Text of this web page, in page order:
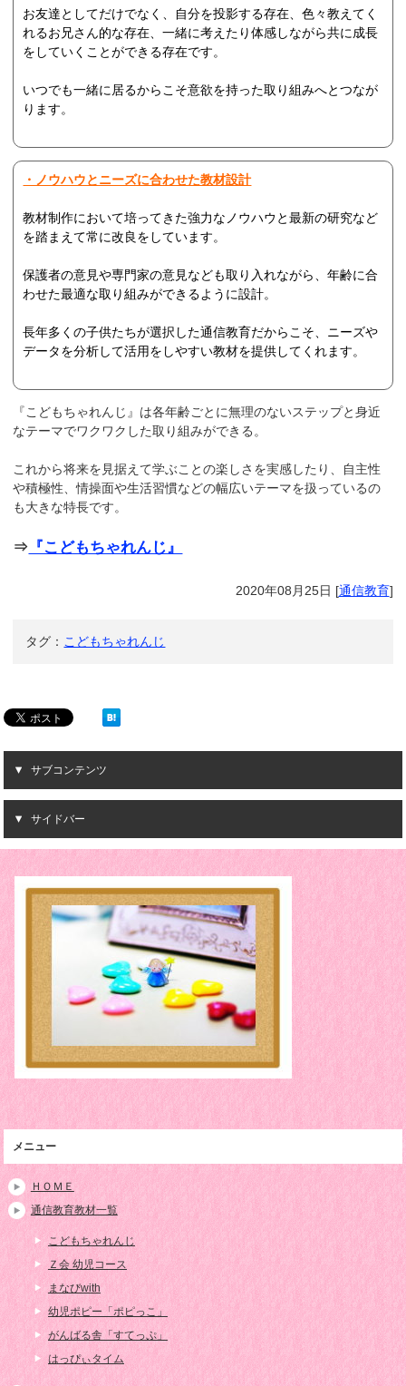
お友達としてだけでなく、自分を投影する存在、色々教えてく
れるお兄さん的な存在、一緒に考えたり体感しながら共に成長
をしていくことができる存在です。
いつでも一緒に居るからこそ意欲を持った取り組みへとつなが
ります。
・ノウハウとニーズに合わせた教材設計
教材制作において培ってきた強力なノウハウと最新の研究など
を踏まえて常に改良をしています。
保護者の意見や専門家の意見なども取り入れながら、年齢に合
わせた最適な取り組みができるように設計。
長年多くの子供たちが選択した通信教育だからこそ、ニーズや
データを分析して活用をしやすい教材を提供してくれます。
『こどもちゃれんじ』は各年齢ごとに無理のないステップと身近
なテーマでワクワクした取り組みができる。
これから将来を見据えて学ぶことの楽しさを実感したり、自主性
や積極性、情操面や生活習慣などの幅広いテーマを扱っているの
も大きな特長です。
⇒ 『こどもちゃれんじ』
2020年08月25日 [通信教育]
タグ： こどもちゃれんじ
サブコンテンツ
サイドバー
メニュー
ＨＯＭＥ
通信教育教材一覧
こどもちゃれんじ
Ｚ会 幼児コース
まなびwith
幼児ポピー「ポピっこ」
がんばる舎「すてっぷ」
はっぴぃタイム